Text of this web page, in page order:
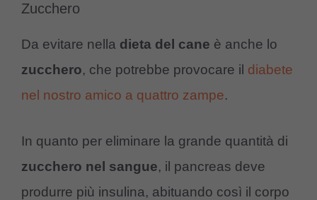
Zucchero
Da evitare nella dieta del cane è anche lo
zucchero, che potrebbe provocare il diabete
nel nostro amico a quattro zampe.
In quanto per eliminare la grande quantità di
zucchero nel sangue, il pancreas deve
produrre più insulina, abituando così il corpo